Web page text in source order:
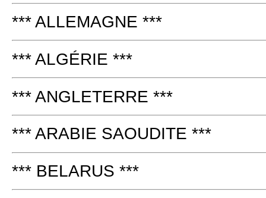
*** ALLEMAGNE ***
*** ALGÉRIE ***
*** ANGLETERRE ***
*** ARABIE SAOUDITE ***
*** BELARUS ***